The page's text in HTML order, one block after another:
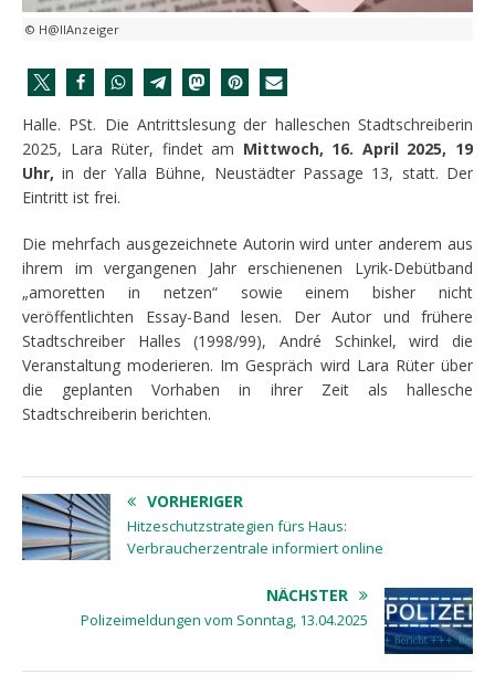
© H@llAnzeiger
Halle. PSt. Die Antrittslesung der halleschen Stadtschreiberin
2025, Lara Rüter, findet am Mittwoch, 16. April 2025, 19
Uhr, in der Yalla Bühne, Neustädter Passage 13, statt. Der
Eintritt ist frei.
Die mehrfach ausgezeichnete Autorin wird unter anderem aus
ihrem im vergangenen Jahr erschienenen Lyrik-Debütband
„amoretten in netzen“ sowie einem bisher nicht
veröffentlichten Essay-Band lesen. Der Autor und frühere
Stadtschreiber Halles (1998/99), André Schinkel, wird die
Veranstaltung moderieren. Im Gespräch wird Lara Rüter über
die geplanten Vorhaben in ihrer Zeit als hallesche
Stadtschreiberin berichten.
VORHERIGER
Hitzeschutzstrategien fürs Haus:
Verbraucherzentrale informiert online
NÄCHSTER
Polizeimeldungen vom Sonntag, 13.04.2025